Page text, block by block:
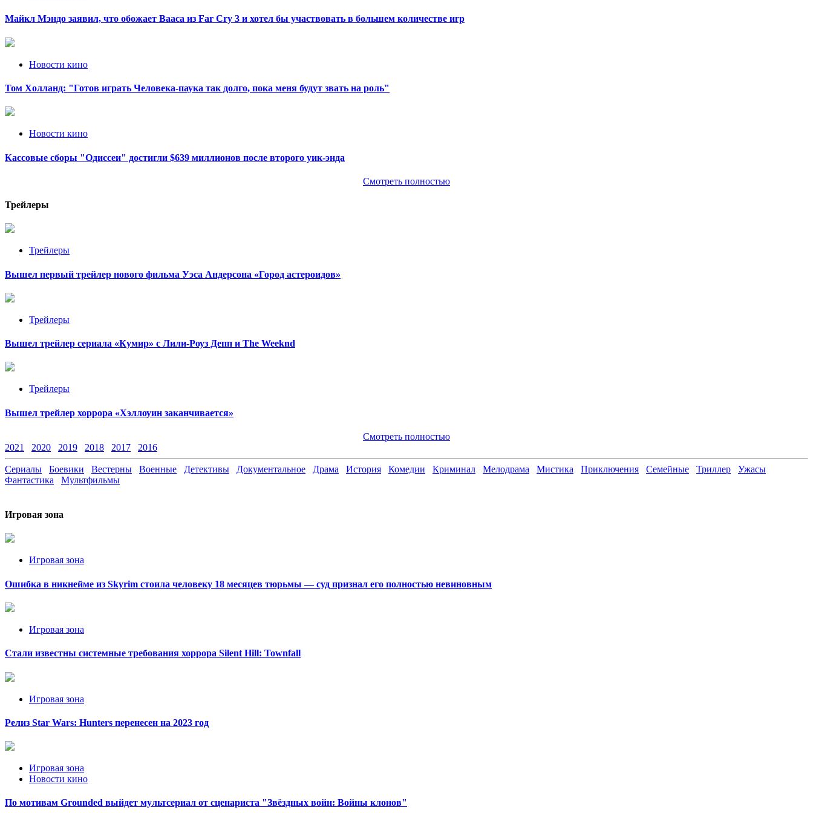
Майкл Мэндо заявил, что обожает Вааса из Far Cry 3 и хотел бы участвовать в большем количестве игр
Новости кино
Том Холланд: "Готов играть Человека-паука так долго, пока меня будут звать на роль"
Новости кино
Кассовые сборы "Одиссеи" достигли $639 миллионов после второго уик-энда
Смотреть полностью
Трейлеры
Трейлеры
Вышел первый трейлер нового фильма Уэса Андерсона «Город астероидов»
Трейлеры
Вышел трейлер сериала «Кумир» с Лили-Роуз Депп и The Weeknd
Трейлеры
Вышел трейлер хоррора «Хэллоуин заканчивается»
Смотреть полностью
2021
2020 2019 2018 2017 2016
Сериалы Боевики Вестерны Военные Детективы Документальное Драма История Комедии Криминал Мелодрама Мистика Приключения Семейные Триллер
Ужасы
Фантастика
Мультфильмы
Игровая зона
Игровая зона
Ошибка в никнейме из Skyrim стоила человеку 18 месяцев тюрьмы — суд признал его полностью невиновным
Игровая зона
Стали известны системные требования хоррора Silent Hill: Townfall
Игровая зона
Релиз Star Wars: Hunters перенесен на 2023 год
Игровая зона
Новости кино
По мотивам Grounded выйдет мультсериал от сценариста "Звёздных войн: Войны клонов"